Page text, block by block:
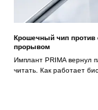
Крошечный чип против
прорывом
Имплант PRIMA вернул
читать. Как работает